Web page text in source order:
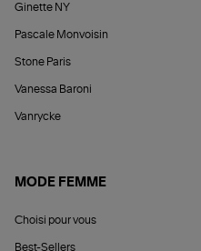
Ginette NY
Pascale Monvoisin
Stone Paris
Vanessa Baroni
Vanrycke
MODE FEMME
Choisi pour vous
Best-Sellers